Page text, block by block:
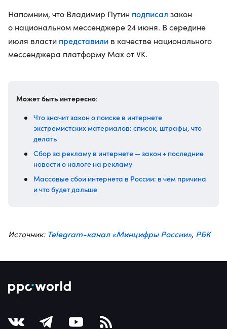
Напомним, что Владимир Путин подписал закон
о национальном мессенджере 24 июня. В середине
июля власти представили в качестве национального
мессенджера платформу Max от VK.
Может быть интересно:
Что значит закон о поиске в интернете
экстремистских материалов: список, штрафы, что
делать
Сбор за рекламу в интернете — закон + последние
новости о налоге на рекламу
Массовые сбои интернета в России: в чем причина
и что будет дальше
Источник: Telegram-канал «Минцифры России», РБК